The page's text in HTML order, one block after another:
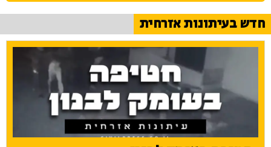
חדש בעיתונות אזרחית